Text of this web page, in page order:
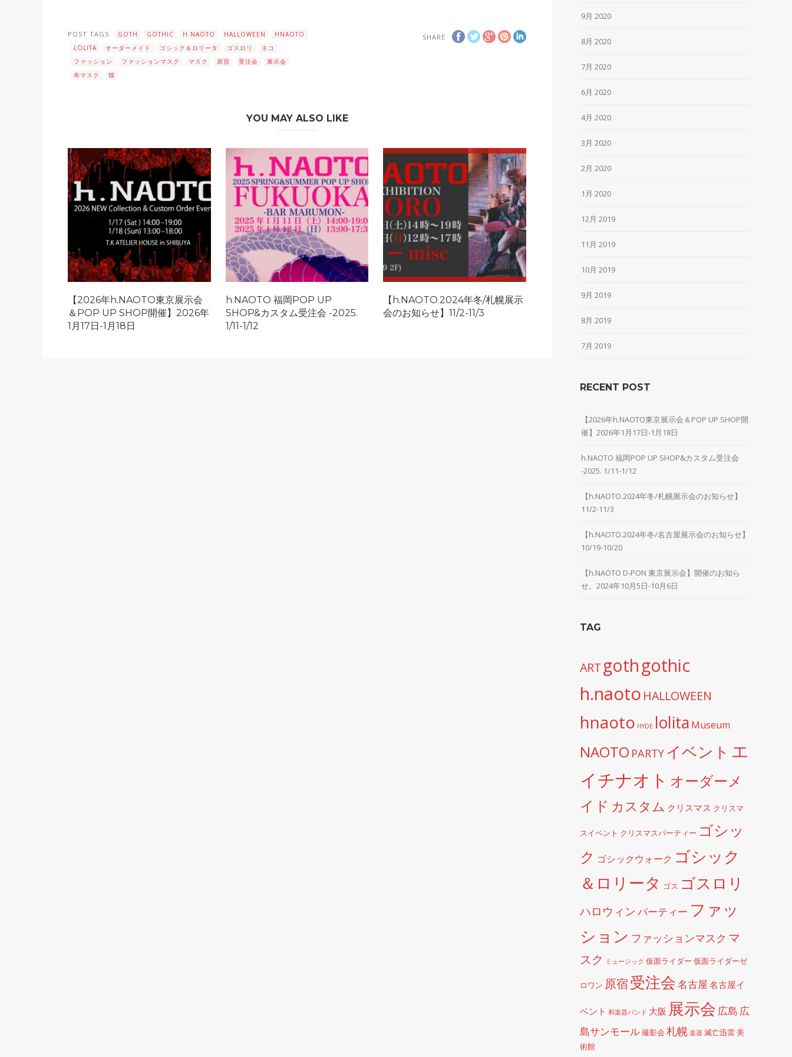
SHARE
POST TAGS GOTH GOTHIC H.NAOTO HALLOWEEN
HNAOTO
LOLITA
オーダーメイド ゴシック＆ロリータ ゴスロリ
ネコ
ファッション
ファッションマスク マスク 原宿 受注会
展示会
布マスク
猫
YOU MAY ALSO LIKE
【2026年h.NAOTO東京展示会
＆POP UP SHOP開催】2026年
1月17日-1月18日
h.NAOTO 福岡POP UP
SHOP&カスタム受注会 -2025.
1/11-1/12
【h.NAOTO.2024年冬/札幌展示
会のお知らせ】11/2-11/3
9月 2020
8月 2020
7月 2020
6月 2020
4月 2020
3月 2020
2月 2020
1月 2020
12月 2019
11月 2019
10月 2019
9月 2019
8月 2019
7月 2019
RECENT POST
【2026年h.NAOTO東京展示会＆POP UP SHOP開
催】2026年1月17日-1月18日
h.NAOTO 福岡POP UP SHOP&カスタム受注会
-2025. 1/11-1/12
【h.NAOTO.2024年冬/札幌展示会のお知らせ】
11/2-11/3
【h.NAOTO.2024年冬/名古屋展示会のお知らせ】
10/19-10/20
【h.NAOTO D-PON 東京展示会】開催のお知ら
せ。2024年10月5日-10月6日
TAG
ART gothgothic
h.naoto HALLOWEEN
hnaoto HYDE lolita Museum
NAOTO PARTY イベント エ
イチナオト オーダーメ
イド カスタム クリスマス クリスマ
スイベント クリスマスパーティー ゴシッ
ク ゴシックウォーク ゴシック
＆ロリータ ゴス ゴスロリ
ハロウィンパーティー ファッ
ション ファッションマスク マ
スク
ミュージック 仮面ライダー 仮面ライダーゼ
ロワン 原宿受注会名古屋 名古屋イ
ベント 和楽器バンド 大阪 展示会 広島 広
島サンモール撮影会 札幌 楽器 滅亡迅雷美
術館